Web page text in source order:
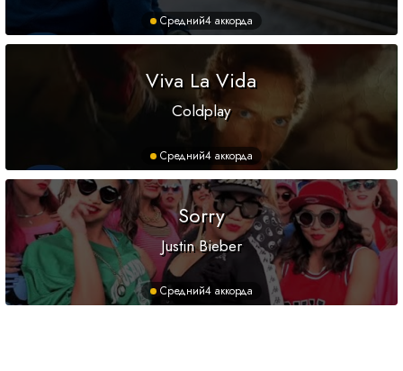
Средний4 аккорда
Viva La Vida
Coldplay
Средний4 аккорда
Sorry
Justin Bieber
Средний4 аккорда